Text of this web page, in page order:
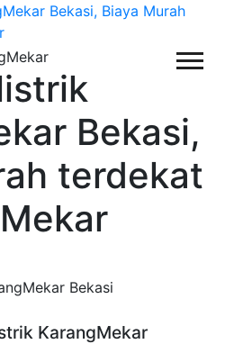
Bekasi,
terdekat
Bekasi
KarangMekar